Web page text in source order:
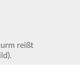
reißt